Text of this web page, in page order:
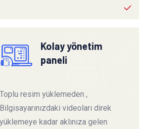
Kolay yönetim
paneli
Toplu resim yüklemeden ,
Bilgisayarınızdaki videoları direk
yüklemeye kadar aklınıza gelen